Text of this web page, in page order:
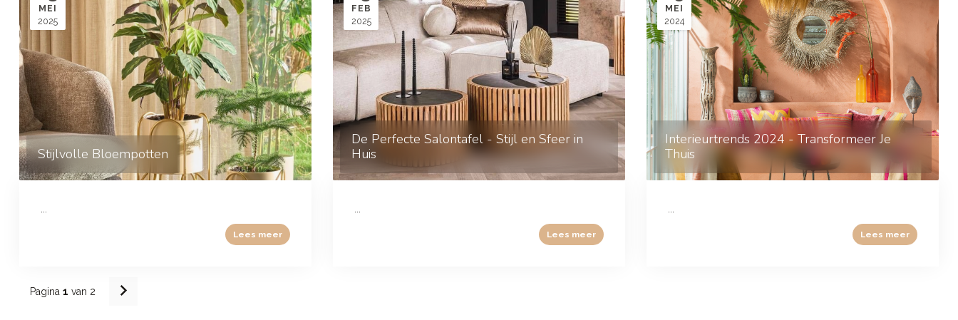
MEI
2025
Stijlvolle Bloempotten
Lees meer
FEB
2025
De Perfecte Salontafel - Stijl en Sfeer in
Huis
Lees meer
MEI
2024
Interieurtrends 2024 - Transformeer Je
Thuis
Lees meer
Pagina 1 van 2